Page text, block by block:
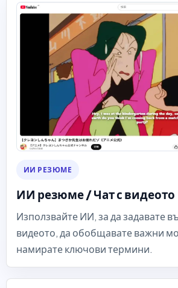
ИИ РЕЗЮМЕ
ИИ резюме / Чат с видеото
Използвайте ИИ, за да задавате
видеото, да обобщавате важни
намирате ключови термини.